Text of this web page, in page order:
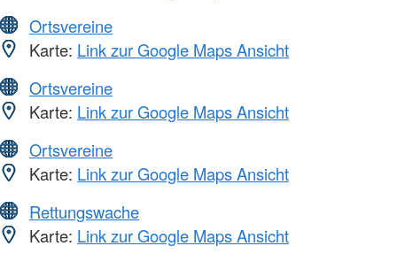
Ortsvereine
Karte: Link zur Google Maps Ansicht
Ortsvereine
Karte: Link zur Google Maps Ansicht
Ortsvereine
Karte: Link zur Google Maps Ansicht
Rettungswache
Karte: Link zur Google Maps Ansicht